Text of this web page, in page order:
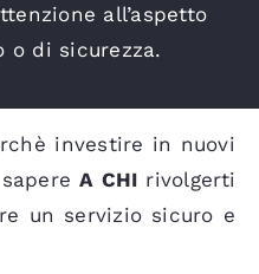
all’aspetto
o di sicurezza.
investire in nuovi
A CHI rivolgerti
un servizio sicuro e